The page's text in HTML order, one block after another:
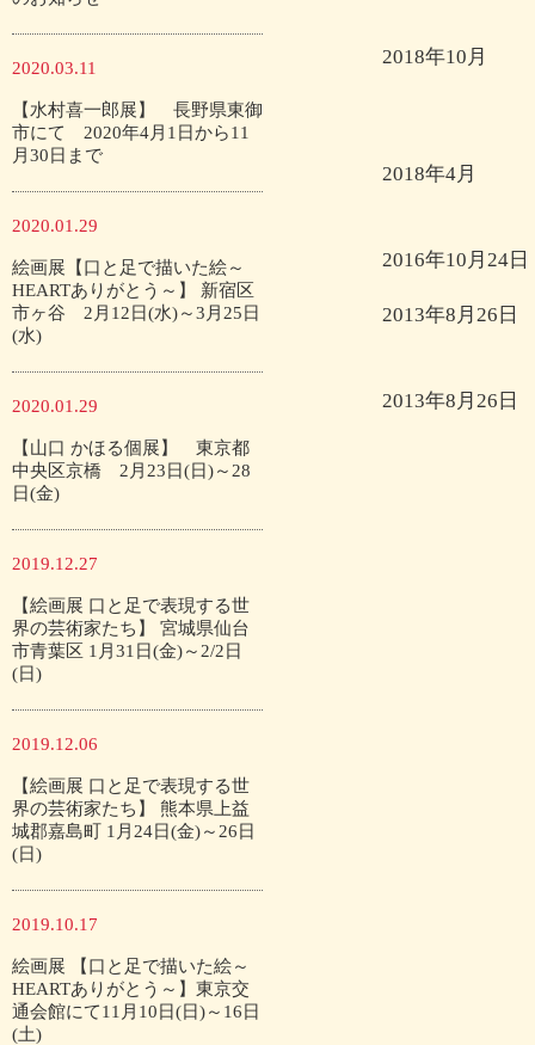
2020.03.11
【水村喜一郎展】 長野県東御
市にて 2020年4月1日から11
月30日まで
2020.01.29
絵画展【口と足で描いた絵～
HEARTありがとう～】 新宿区
市ヶ谷 2月12日(水)～3月25日
(水)
2020.01.29
【山口 かほる個展】 東京都
中央区京橋 2月23日(日)～28
日(金)
2019.12.27
【絵画展 口と足で表現する世
界の芸術家たち】 宮城県仙台
市青葉区 1月31日(金)～2/2日
(日)
2019.12.06
【絵画展 口と足で表現する世
界の芸術家たち】 熊本県上益
城郡嘉島町 1月24日(金)～26日
(日)
2019.10.17
絵画展 【口と足で描いた絵～
HEARTありがとう～】東京交
通会館にて11月10日(日)～16日
(土)
2018年10月
2018年4月
2016年10月24日
2013年8月26日
2013年8月26日